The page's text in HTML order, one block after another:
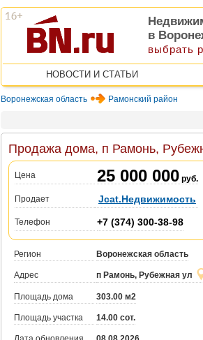
в
выбрать
НОВОСТИ И СТАТЬИ
Воронежская область Рамонский район
Продажа дома, п Рамонь,
Цена 25 000 000 руб.
Продает Jcat.Недвижимость
Телефон +7 (374) 300-38-98
Регион Воронежская область
Адрес п Рамонь, Рубежная ул
Площадь дома 303.00 м2
Площадь участка 14.00 сот.